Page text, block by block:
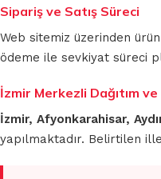
Sipariş ve Satış Süreci
Web sitemiz üzerinden
ödeme ile sevkiyat süreci
İzmir Merkezli Dağıtım
İzmir, Afyonkarahisar,
yapılmaktadır. Belirtilen